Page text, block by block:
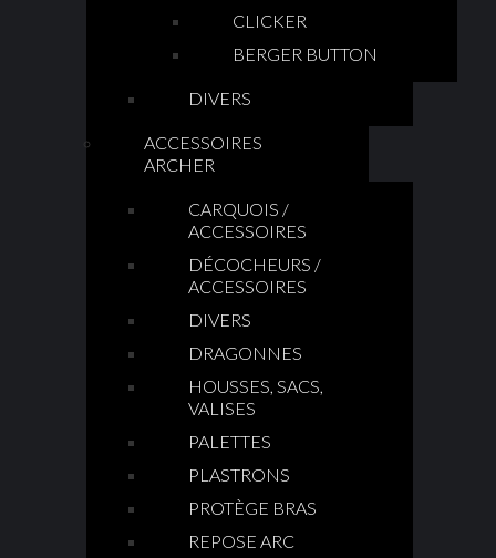
CLICKER
BERGER BUTTON
DIVERS
ACCESSOIRES
ARCHER
CARQUOIS /
ACCESSOIRES
DÉCOCHEURS /
ACCESSOIRES
DIVERS
DRAGONNES
HOUSSES, SACS,
VALISES
PALETTES
PLASTRONS
PROTÈGE BRAS
REPOSE ARC